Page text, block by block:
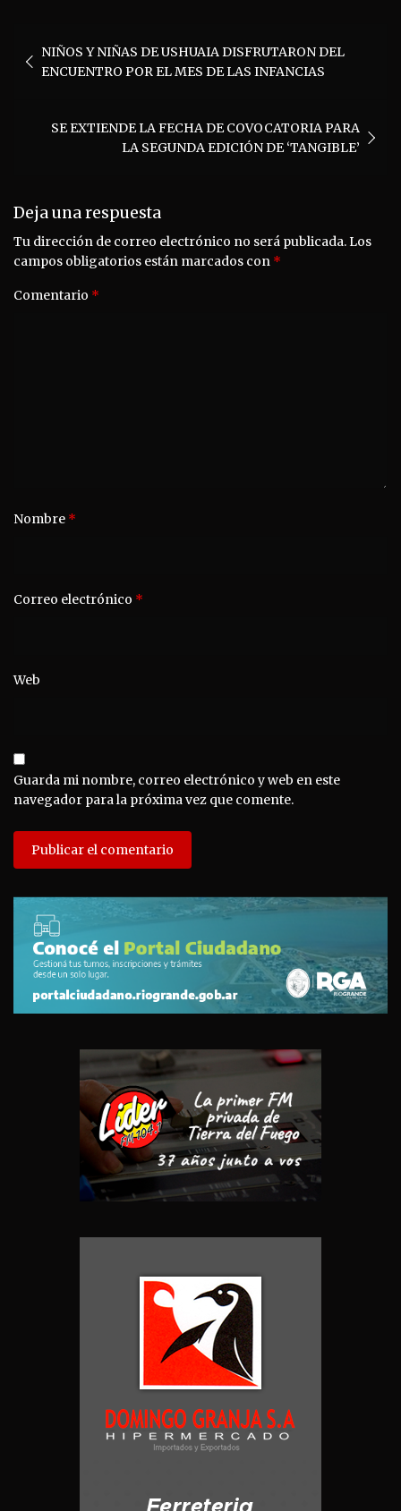
de NIÑOS Y NIÑAS DE USHUAIA DISFRUTARON DEL
ENCUENTRO POR EL MES DE LAS INFANCIAS
SE EXTIENDE LA FECHA DE COVOCATORIA PARA
LA SEGUNDA EDICIÓN DE ‘TANGIBLE’
Deja una respuesta
Tu dirección de correo electrónico no será publicada.Los
campos obligatorios están marcados con *
Comentario *
Nombre *
Correo electrónico *
Web
Guarda mi nombre, correo electrónico y web en este
navegador para la próxima vez que comente.